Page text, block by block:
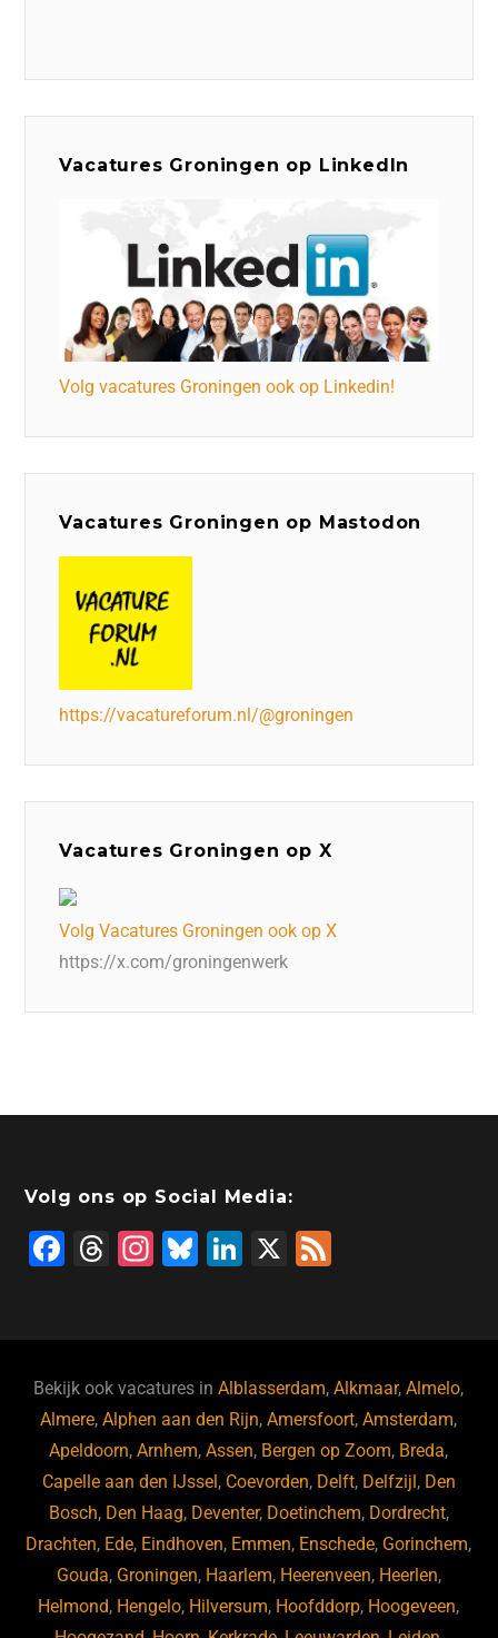
Vacatures Groningen op LinkedIn
Volg vacatures Groningen ook op Linkedin!
Vacatures Groningen op Mastodon
https://vacatureforum.nl/@groningen
Vacatures Groningen op X
Volg Vacatures Groningen ook op X
https://x.com/groningenwerk
Volg ons op Social Media:
F
b
o
o
k
T
d
s
In
a
m
Bl
ky
Li
dI
n
X
Bekijk ook vacatures inAlblasserdam,Alkmaar,Almelo,
Almere,Alphen aan den Rijn,Amersfoort,Amsterdam,
Apeldoorn,Arnhem,Assen, Bergen op Zoom, Breda,
Capelle aan den IJssel, Coevorden, Delft, Delfzijl, Den
Bosch, Den Haag, Deventer, Doetinchem, Dordrecht,
Drachten, Ede, Eindhoven, Emmen, Enschede, Gorinchem,
Gouda, Groningen, Haarlem, Heerenveen, Heerlen,
Helmond, Hengelo, Hilversum, Hoofddorp, Hoogeveen,